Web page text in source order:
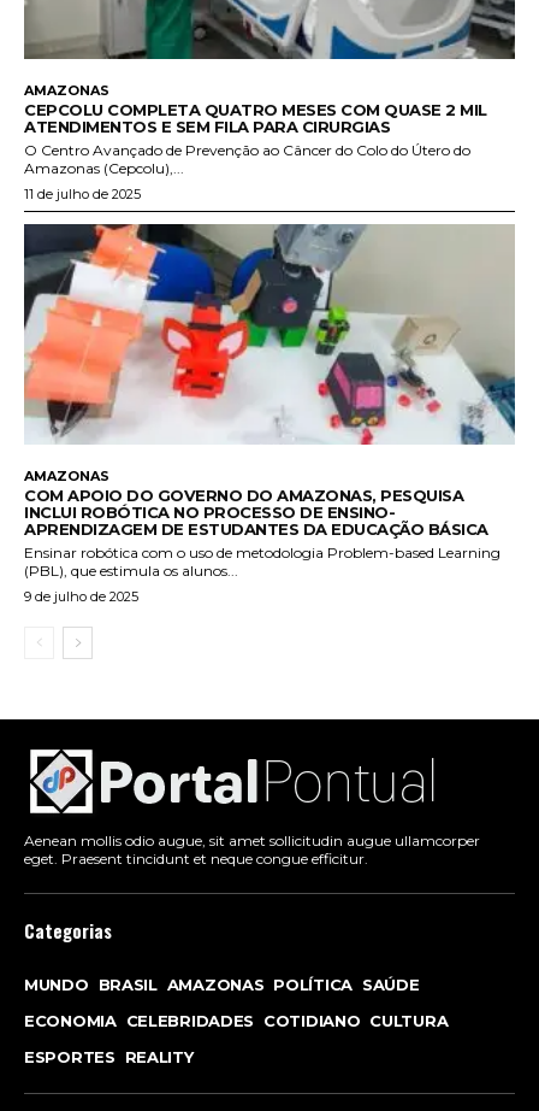
AMAZONAS
CEPCOLU COMPLETA QUATRO MESES COM QUASE 2 MIL
ATENDIMENTOS E SEM FILA PARA CIRURGIAS
O Centro Avançado de Prevenção ao Câncer do Colo do Útero do
Amazonas (Cepcolu),...
11 de julho de 2025
AMAZONAS
COM APOIO DO GOVERNO DO AMAZONAS, PESQUISA
INCLUI ROBÓTICA NO PROCESSO DE ENSINO-
APRENDIZAGEM DE ESTUDANTES DA EDUCAÇÃO BÁSICA
Ensinar robótica com o uso de metodologia Problem-based Learning
(PBL), que estimula os alunos...
9 de julho de 2025
Aenean mollis odio augue, sit amet sollicitudin augue ullamcorper
eget. Praesent tincidunt et neque congue efficitur.
Categorias
MUNDO BRASIL AMAZONAS POLÍTICA SAÚDE
ECONOMIA CELEBRIDADES COTIDIANO CULTURA
ESPORTES
REALITY